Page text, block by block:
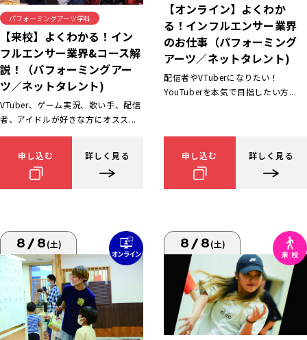
パフォーミングアーツ学科
【来校】よくわかる！イン
フルエンサー業界&コース解
説！（パフォーミングアー
ツ／ネットタレント)
VTuber、ゲーム実況、歌い手、配信
者、アイドルが好きな方にオスス...
申し込む 詳しく見る
【オンライン】よくわか
る！インフルエンサー業界
のお仕事（パフォーミング
アーツ／ネットタレント)
配信者やVTuberになりたい！
YouTuberを本気で目指したい方...
申し込む 詳しく見る
8/8(土) 8/8(土)